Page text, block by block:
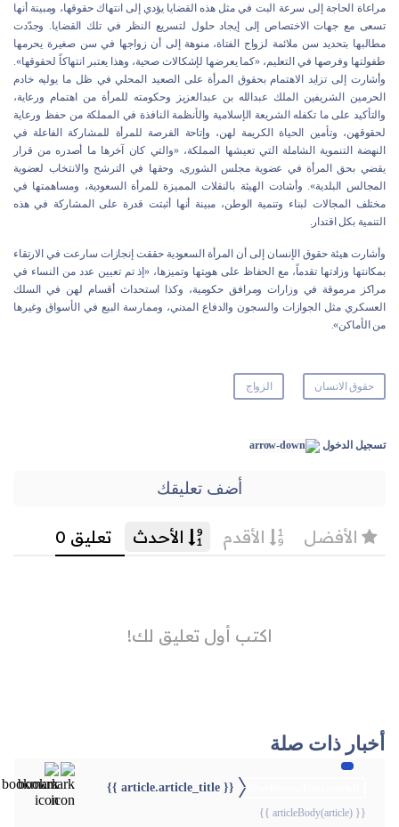
مراعاة الحاجة إلى سرعة البت في مثل هذه القضايا يؤدي إلى انتهاك حقوقها، ومبينة أنها
تسعى مع جهات الاختصاص إلى إيجاد حلول لتسريع النظر في تلك القضايا. وجدّدت
مطالبها بتحديد سن ملائمة لزواج الفتاة، منوهة إلى أن زواجها في سن صغيرة يحرمها
طفولتها وفرصها في التعليم، «كما يعرضها لإشكالات صحية، وهذا يعتبر انتهاكاً لحقوقها».
وأشارت إلى تزايد الاهتمام بحقوق المرأة على الصعيد المحلي في ظل ما يوليه خادم
الحرمين الشريفين الملك عبدالله بن عبدالعزيز وحكومته للمرأة من اهتمام ورعاية،
والتأكيد على ما تكفله الشريعة الإسلامية والأنظمة النافذة في المملكة من حفظ ورعاية
لحقوقهن، وتأمين الحياة الكريمة لهن، وإتاحة الفرصة للمرأة للمشاركة الفاعلة في
النهضة التنموية الشاملة التي تعيشها المملكة، «والتي كان آخرها ما أصدره من قرار
يقضي بحق المرأة في عضوية مجلس الشورى، وحقها في الترشح والانتخاب لعضوية
المجالس البلدية». وأشادت الهيئة بالنقلات المميزة للمرأة السعودية، ومساهمتها في
مختلف المجالات لبناء وتنمية الوطن، مبينة أنها أثبتت قدرة على المشاركة في هذه
التنمية بكل اقتدار.
وأشارت هيئة حقوق الإنسان إلى أن المرأة السعودية حققت إنجازات سارعت في الارتقاء
بمكانتها وزادتها تقدماً، مع الحفاظ على هويتها وتميزها، «إذ تم تعيين عدد من النساء في
مراكز مرموقة في وزارات ومرافق حكومية، وكذا استحداث أقسام لهن في السلك
العسكري مثل الجوازات والسجون والدفاع المدني، وممارسة البيع في الأسواق وغيرها
من الأماكن».
حقوق الانسان الزواج
تسجيل الدخول
أضف تعليقك
أخبار ذات صلة
{{ article.article_title }}
{{ articleBody(article) }}